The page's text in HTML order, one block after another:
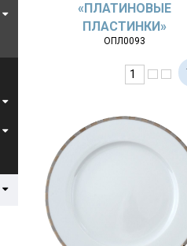
«ПЛАТИНОВЫЕ
ПЛАСТИНКИ»
ОПЛ0093